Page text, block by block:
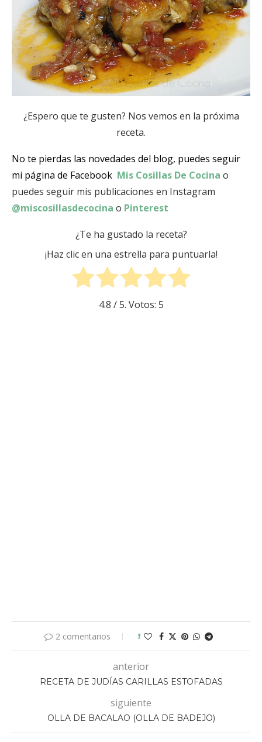
¿Espero que te gusten? Nos vemos en la próxima
receta.
No te pierdas las novedades del blog, puedes seguir
mi página de Facebook Mis Cosillas De Cocina o
puedes seguir mis publicaciones en Instagram
@miscosillasdecocina o Pinterest
¿Te ha gustado la receta?
¡Haz clic en una estrella para puntuarla!
4.8 / 5. Votos: 5
2 comentarios 1
anterior
RECETA DE JUDÍAS CARILLAS ESTOFADAS
siguiente
OLLA DE BACALAO (OLLA DE BADEJO)